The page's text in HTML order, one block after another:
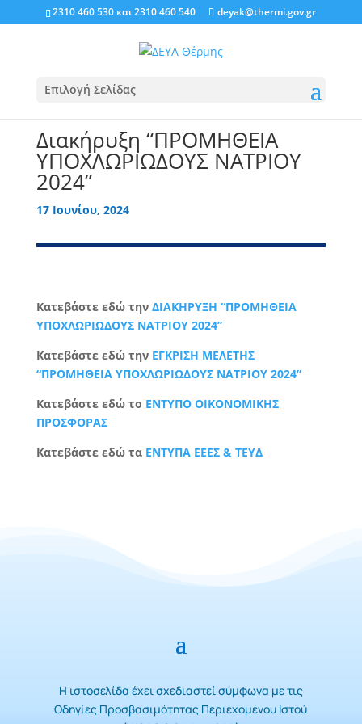
2310 460 530 και2310 460 540 deyak@thermi.gov.gr
Επιλογή Σελίδας
Διακήρυξη “ΠΡΟΜΗΘΕΙΑ
ΥΠΟΧΛΩΡΙΩΔΟΥΣ ΝΑΤΡΙΟΥ
2024”
17 Ιουνίου, 2024
Κατεβάστε εδώ την ΔΙΑΚΗΡΥΞΗ “ΠΡΟΜΗΘΕΙΑ
ΥΠΟΧΛΩΡΙΩΔΟΥΣ ΝΑΤΡΙΟΥ 2024”
Κατεβάστε εδώ την ΕΓΚΡΙΣΗ ΜΕΛΕΤΗΣ
“ΠΡΟΜΗΘΕΙΑ ΥΠΟΧΛΩΡΙΩΔΟΥΣ ΝΑΤΡΙΟΥ 2024”
Κατεβάστε εδώ το ΕΝΤΥΠΟ ΟΙΚΟΝΟΜΙΚΗΣ
ΠΡΟΣΦΟΡΑΣ
Κατεβάστε εδώ τα ΕΝΤΥΠΑ ΕΕΕΣ & ΤΕΥΔ
Η ιστοσελίδα έχει σχεδιαστεί σύμφωνα με τις
Οδηγίες Προσβασιμότητας Περιεχομένου Ιστού